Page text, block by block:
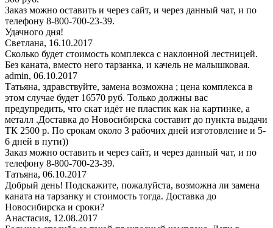
Заказ можно оставить и через сайт, и через данный чат, и по
телефону 8-800-700-23-39.
Удачного дня!
Светлана, 16.10.2017
Сколько будет стоимость комплекса с наклонной лестницей.
Без каната, вместо него тарзанка, и качель не малышковая.
admin, 06.10.2017
Татьяна, здравствуйте, замена возможна ; цена комплекса в
этом случае будет 16570 руб. Только должны вас
предупредить, что скат идёт не пластик как на картинке, а
металл .Доставка до Новосибирска составит до пункта выдачи
ТК 2500 р. По срокам около 3 рабочих дней изготовление и 5-
6 дней в пути))
Заказ можно оставить и через сайт, и через данный чат, и по
телефону 8-800-700-23-39.
Татьяна, 06.10.2017
Добрый день! Подскажите, пожалуйста, возможна ли замена
каната на тарзанку и стоимость тогда. Доставка до
Новосибирска и сроки?
Анастасия, 12.08.2017